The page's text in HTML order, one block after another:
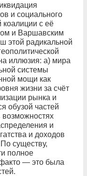
и социального
с её
и Варшавским
этой радикальной
иллюзия: а) мира
системы
мощи как
жизни за счёт
рынка и
обузой частей
и
и доходов
существу,
полное
— это была